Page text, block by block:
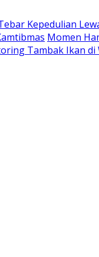
Kepedulian
Momen
Tambak Ikan